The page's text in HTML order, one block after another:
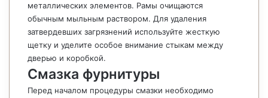
металлических элементов. Рамы очищаются
обычным мыльным раствором. Для удаления
затвердевших загрязнений используйте жесткую
щетку и уделите особое внимание стыкам между
дверью и коробкой.
Смазка фурнитуры
Перед началом процедуры смазки необходимо